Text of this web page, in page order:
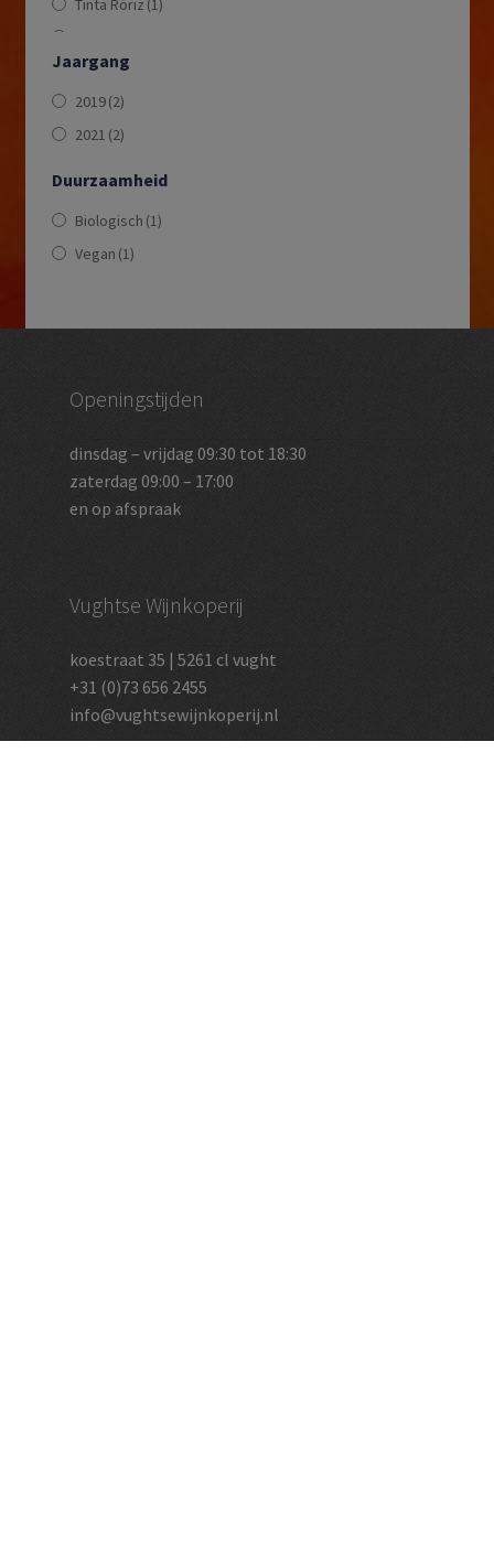
Tinta Roriz (1)
Jaargang
2019(2)
2021 (2)
Duurzaamheid
Biologisch (1)
Vegan (1)
Openingstijden
dinsdag – vrijdag 09:30 tot 18:30
zaterdag 09:00 – 17:00
en op afspraak
Vughtse Wijnkoperij
koestraat 35 | 5261 cl vught
+31 (0)73 656 2455
info@vughtsewijnkoperij.nl